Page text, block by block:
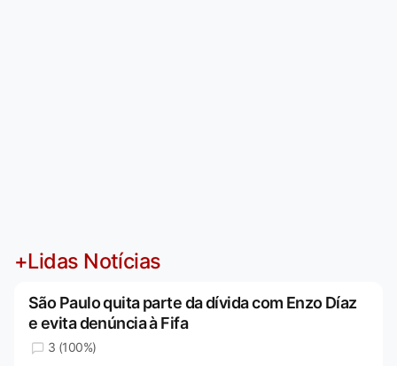
+Lidas Notícias
São Paulo quita parte da dívida com Enzo Díaz
e evita denúncia à Fifa
3 (100%)